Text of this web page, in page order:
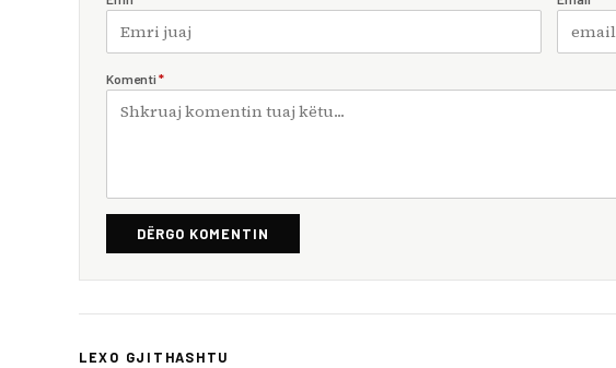
Komenti *
DËRGO KOMENTIN
LEXO GJITHASHTU